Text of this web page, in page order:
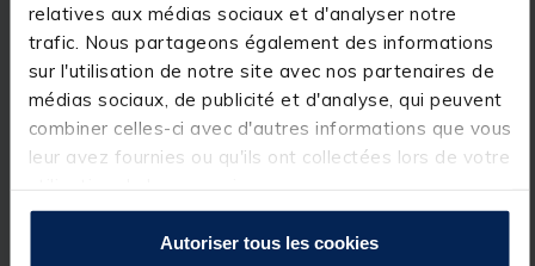
relatives aux médias sociaux et d'analyser notre
trafic. Nous partageons également des informations
sur l'utilisation de notre site avec nos partenaires de
médias sociaux, de publicité et d'analyse, qui peuvent
combiner celles-ci avec d'autres informations que vous
leur avez fournies ou qu'ils ont collectées lors de votre
Autoriser tous les cookies
Pieds avant Q/R entièrement réglables 100cm-
180cm - deux fournis
Pieds arrière Q/R entièrement réglables 38cm-60cm -
quatre fournis
Barres d'appui QR avec colliers d'alignement
Crochet d'ancrage